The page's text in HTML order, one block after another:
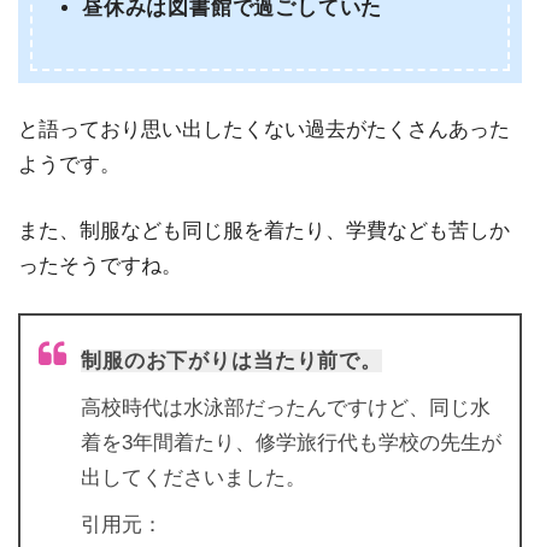
昼休みは図書館で過ごしていた
と語っており思い出したくない過去がたくさんあった
ようです。
また、制服なども同じ服を着たり、学費なども苦しか
ったそうですね。
制服のお下がりは当たり前で。
高校時代は水泳部だったんですけど、同じ水
着を3年間着たり、修学旅行代も学校の先生が
出してくださいました。
引用元：